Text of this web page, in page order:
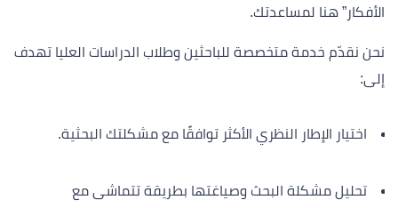
الأفكار” هنا لمساعدتك.
نحن نقدّم خدمة متخصصة للباحثين وطلاب الدراسات العليا تهدف
إلى:
اختيار الإطار النظري الأكثر توافقًا مع مشكلتك البحثية.
تحليل مشكلة البحث وصياغتها بطريقة تتماشى مع